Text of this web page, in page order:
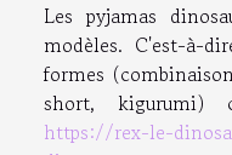
Les pyjamas
modèles. C'est-à-
formes
short, kigurumi)
https://rex-le-